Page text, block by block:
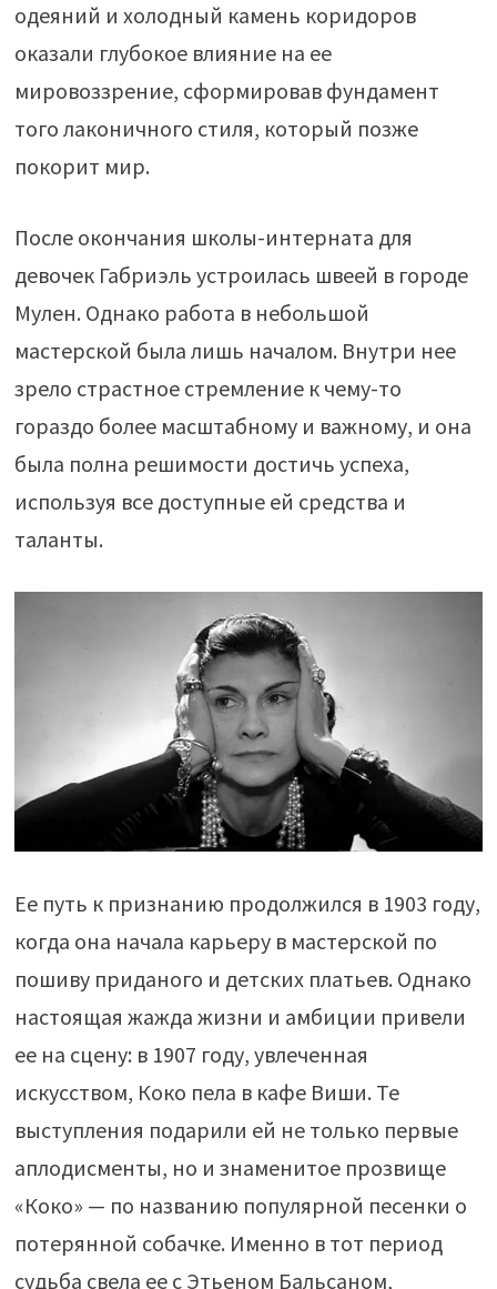
одеяний и холодный камень коридоров
оказали глубокое влияние на ее
мировоззрение, сформировав фундамент
того лаконичного стиля, который позже
покорит мир.
После окончания школы-интерната для
девочек Габриэль устроилась швеей в городе
Мулен. Однако работа в небольшой
мастерской была лишь началом. Внутри нее
зрело страстное стремление к чему-то
гораздо более масштабному и важному, и она
была полна решимости достичь успеха,
используя все доступные ей средства и
таланты.
Ее путь к признанию продолжился в 1903 году,
когда она начала карьеру в мастерской по
пошиву приданого и детских платьев. Однако
настоящая жажда жизни и амбиции привели
ее на сцену: в 1907 году, увлеченная
искусством, Коко пела в кафе Виши. Те
выступления подарили ей не только первые
аплодисменты, но и знаменитое прозвище
«Коко» — по названию популярной песенки о
потерянной собачке. Именно в тот период
судьба свела ее с Этьеном Бальсаном,